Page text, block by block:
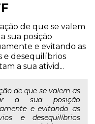
de que se valem
sua posição
e evitando as
e desequilíbrios
a sua ativid...
de que se valem as
a sua posição
e evitando as
e desequilíbrios